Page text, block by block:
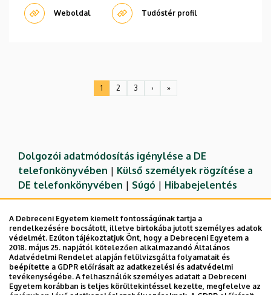
Weboldal Tudóstér profil
Jelenlegi
1
Oldal
2
Oldal
3
Következő
›
Utolsó
»
Dolgozói adatmódosítás igénylése a DE
telefonkönyvében | Külső személyek rögzítése a
DE telefonkönyvében | Súgó | Hibabejelentés
A Debreceni Egyetem kiemelt fontosságúnak tartja a
rendelkezésére bocsátott, illetve birtokába jutott személyes adatok
védelmét. Ezúton tájékoztatjuk Önt, hogy a Debreceni Egyetem a
2018. május 25. napjától kötelezően alkalmazandó Általános
Adatvédelmi Rendelet alapján felülvizsgálta folyamatait és
beépítette a GDPR előírásait az adatkezelési és adatvédelmi
tevékenységébe. A felhasználók személyes adatait a Debreceni
Egyetem korábban is teljes körültekintéssel kezelte, megfelelve az